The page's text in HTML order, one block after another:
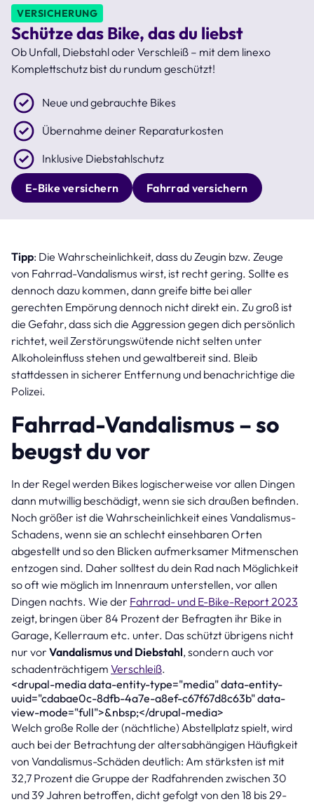
VERSICHERUNG
Schütze das Bike, das du liebst
Ob Unfall, Diebstahl oder Verschleiß – mit dem linexo
Komplettschutz bist du rundum geschützt!
Neue und gebrauchte Bikes
Übernahme deiner Reparaturkosten
Inklusive Diebstahlschutz
E-Bike versichern Fahrrad versichern
Tipp: Die Wahrscheinlichkeit, dass du Zeugin bzw. Zeuge
von Fahrrad-Vandalismus wirst, ist recht gering. Sollte es
dennoch dazu kommen, dann greife bitte bei aller
gerechten Empörung dennoch nicht direkt ein. Zu groß ist
die Gefahr, dass sich die Aggression gegen dich persönlich
richtet, weil Zerstörungswütende nicht selten unter
Alkoholeinfluss stehen und gewaltbereit sind. Bleib
stattdessen in sicherer Entfernung und benachrichtige die
Polizei.
Fahrrad-Vandalismus – so
beugst du vor
In der Regel werden Bikes logischerweise vor allen Dingen
dann mutwillig beschädigt, wenn sie sich draußen befinden.
Noch größer ist die Wahrscheinlichkeit eines Vandalismus-
Schadens, wenn sie an schlecht einsehbaren Orten
abgestellt und so den Blicken aufmerksamer Mitmenschen
entzogen sind. Daher solltest du dein Rad nach Möglichkeit
so oft wie möglich im Innenraum unterstellen, vor allen
Dingen nachts. Wie der Fahrrad- und E-Bike-Report 2023
zeigt, bringen über 84 Prozent der Befragten ihr Bike in
Garage, Kellerraum etc. unter. Das schützt übrigens nicht
nur vor Vandalismus und Diebstahl, sondern auch vor
schadenträchtigem Verschleiß.
<drupal-media data-entity-type="media" data-entity-
uuid="cdabae0c-8dfb-4a7e-a8ef-c67f67d8c63b" data-
view-mode="full">&nbsp;</drupal-media>
Welch große Rolle der (nächtliche) Abstellplatz spielt, wird
auch bei der Betrachtung der altersabhängigen Häufigkeit
von Vandalismus-Schäden deutlich: Am stärksten ist mit
32,7 Prozent die Gruppe der Radfahrenden zwischen 30
und 39 Jahren betroffen, dicht gefolgt von den 18 bis 29-